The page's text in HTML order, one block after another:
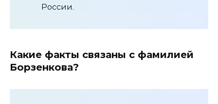
России.
Какие факты связаны с фамилией
Борзенкова?